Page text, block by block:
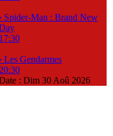
› Spider-Man : Brand New
17:30
› Les Gendarmes
20:30
: Dim 30 Aoû 2026